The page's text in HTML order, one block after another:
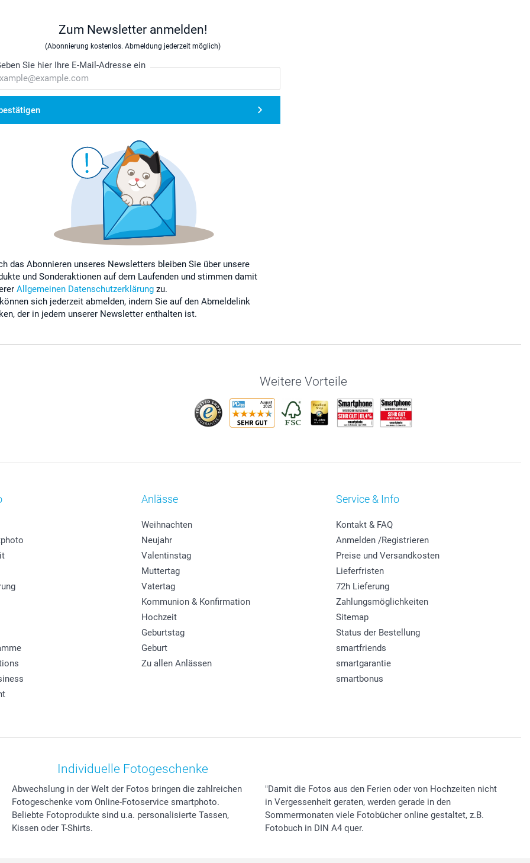
Zum Newsletter anmelden!
(Abonnierung kostenlos. Abmeldung jederzeit möglich)
Sie hier Ihre E-Mail-Adresse ein
das Abonnieren unseres Newsletters bleiben Sie über unsere
und Sonderaktionen auf dem Laufenden und stimmen damit
Allgemeinen Datenschutzerklärung zu.
sich jederzeit abmelden, indem Sie auf den Abmeldelink
der in jedem unserer Newsletter enthalten ist.
Weitere Vorteile
Anlässe
Weihnachten
Neujahr
Valentinstag
Muttertag
Vatertag
Kommunion & Konfirmation
Hochzeit
Geburtstag
Geburt
Zu allen Anlässen
Service & Info
Kontakt & FAQ
Anmelden /Registrieren
Preise und Versandkosten
Lieferfristen
72h Lieferung
Zahlungsmöglichkeiten
Sitemap
Status der Bestellung
smartfriends
smartgarantie
smartbonus
Individuelle Fotogeschenke
Abwechslung in der Welt der Fotos bringen die zahlreichen
Fotogeschenke vom Online-Fotoservice smartphoto.
Beliebte Fotoprodukte sind u.a. personalisierte Tassen,
Kissen oder T-Shirts.
"Damit die Fotos aus den Ferien oder von Hochzeiten nicht
in Vergessenheit geraten, werden gerade in den
Sommermonaten viele Fotobücher online gestaltet, z.B.
Fotobuch in DIN A4 quer.